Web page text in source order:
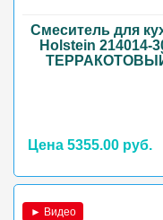
Смеситель для
Holstein 214014-
Цена 5355.00 руб.
► Видео